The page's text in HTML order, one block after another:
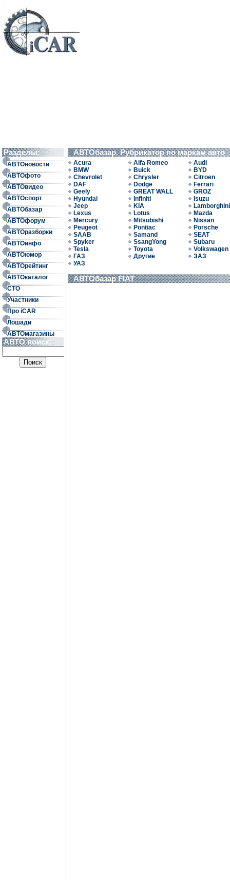
Разделы:
АВТОновости
АВТОфото
АВТОвидео
АВТОспорт
АВТОбазар
АВТОфорум
АВТОразборки
АВТОинфо
АВТОюмор
АВТОрейтинг
АВТОкаталог
СТО
Участники
Про iCAR
Лошади
АВТОмагазины
АВТО поиск:
АВТОбазар. Рубрикатор по маркам авто
Acura Alfa Romeo
Audi
BMW
Buick
BYD
Chevrolet
Chrysler
Citroen
DAF
Dodge
Ferrari
Geely
GREAT WALL
GROZ
Hyundai
Infiniti
Isuzu
Jeep
KIA
Lamborghini
Lexus
Lotus
Mazda
Mercury
Mitsubishi
Nissan
Peugeot
Pontiac
Porsche
SAAB
Samand
SEAT
Spyker
SsangYong
Subaru
Tesla
Toyota
Volkswagen
ГАЗ
Другие
ЗАЗ
УАЗ
АВТОбазар FIAT